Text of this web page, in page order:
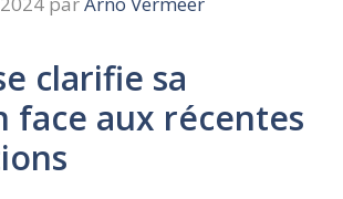
clarifie sa
face aux récentes